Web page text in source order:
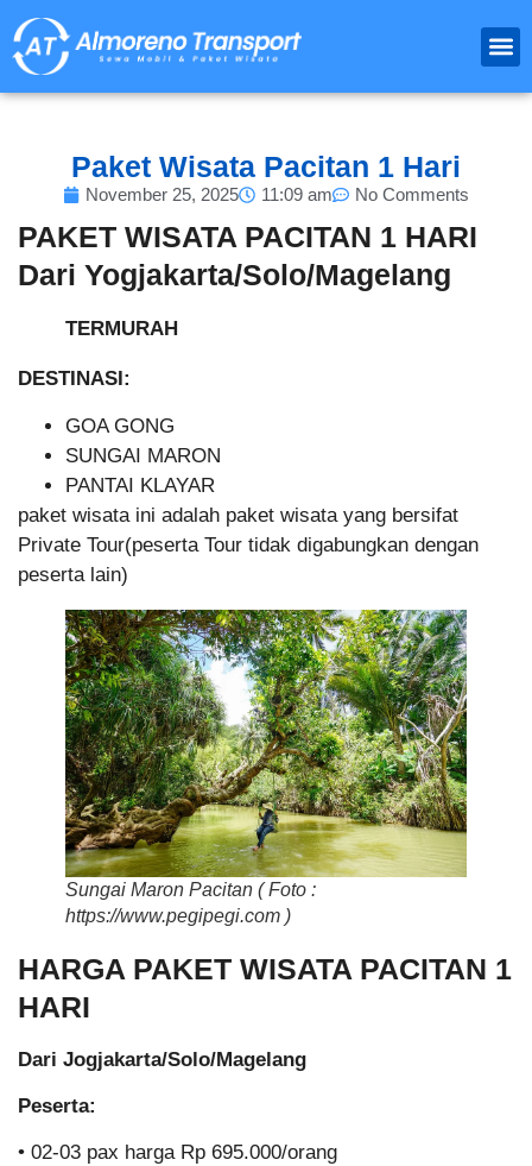
Paket Wisata Pacitan 1 Hari
November 25, 2025 11:09 am No Comments
PAKET WISATA PACITAN 1 HARI
Dari Yogjakarta/Solo/Magelang
TERMURAH
DESTINASI:
GOA GONG
SUNGAI MARON
PANTAI KLAYAR
paket wisata ini adalah paket wisata yang bersifat
Private Tour(peserta Tour tidak digabungkan dengan
peserta lain)
Sungai Maron Pacitan ( Foto :
https://www.pegipegi.com )
HARGA PAKET WISATA PACITAN 1
HARI
Dari Jogjakarta/Solo/Magelang
Peserta:
• 02-03 pax harga Rp 695.000/orang